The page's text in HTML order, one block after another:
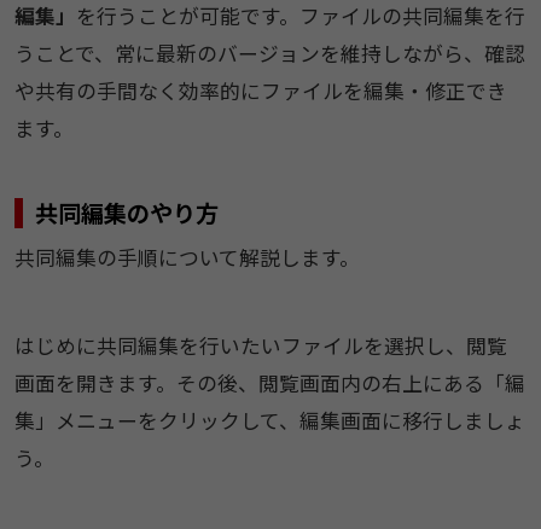
編集」 を行うことが可能です。ファイルの共同編集を行
うことで、常に最新のバージョンを維持しながら、確認
や共有の手間なく効率的にファイルを編集・修正でき
ます。
共同編集のやり方
共同編集の手順について解説します。
はじめに共同編集を行いたいファイルを選択し、閲覧
画面を開きます。その後、閲覧画面内の右上にある「編
集」メニューをクリックして、編集画面に移行しましょ
う。